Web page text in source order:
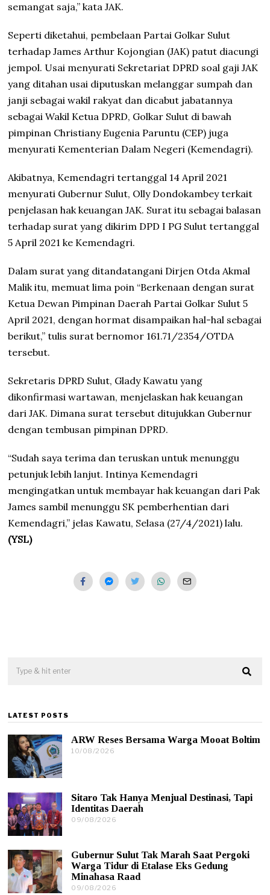
semangat saja,” kata JAK.
Seperti diketahui, pembelaan Partai Golkar Sulut
terhadap James Arthur Kojongian (JAK) patut diacungi
jempol. Usai menyurati Sekretariat DPRD soal gaji JAK
yang ditahan usai diputuskan melanggar sumpah dan
janji sebagai wakil rakyat dan dicabut jabatannya
sebagai Wakil Ketua DPRD, Golkar Sulut di bawah
pimpinan Christiany Eugenia Paruntu (CEP) juga
menyurati Kementerian Dalam Negeri (Kemendagri).
Akibatnya, Kemendagri tertanggal 14 April 2021
menyurati Gubernur Sulut, Olly Dondokambey terkait
penjelasan hak keuangan JAK. Surat itu sebagai balasan
terhadap surat yang dikirim DPD I PG Sulut tertanggal
5 April 2021 ke Kemendagri.
Dalam surat yang ditandatangani Dirjen Otda Akmal
Malik itu, memuat lima poin “Berkenaan dengan surat
Ketua Dewan Pimpinan Daerah Partai Golkar Sulut 5
April 2021, dengan hormat disampaikan hal-hal sebagai
berikut,” tulis surat bernomor 161.71/2354/OTDA
tersebut.
Sekretaris DPRD Sulut, Glady Kawatu yang
dikonfirmasi wartawan, menjelaskan hak keuangan
dari JAK. Dimana surat tersebut ditujukkan Gubernur
dengan tembusan pimpinan DPRD.
“Sudah saya terima dan teruskan untuk menunggu
petunjuk lebih lanjut. Intinya Kemendagri
mengingatkan untuk membayar hak keuangan dari Pak
James sambil menunggu SK pemberhentian dari
Kemendagri,” jelas Kawatu, Selasa (27/4/2021) lalu.
(YSL)
LATEST POSTS
ARW Reses Bersama Warga Mooat Boltim
10/08/2026
/
2
0
Sitaro Tak Hanya Menjual Destinasi, Tapi
Identitas Daerah
09/08/2026
8
/
2
Gubernur Sulut Tak Marah Saat Pergoki
Warga Tidur di Etalase Eks Gedung
Minahasa Raad
09/08/2026